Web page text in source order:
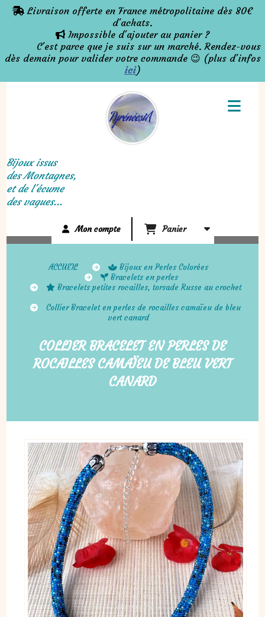
 Livraison offerte en France métropolitaine dès 80€
d'achats.
 Impossible d'ajouter au panier ?
C'est parce que je suis sur un marché. Rendez-vous
dès demain pour valider votre commande 😉 (plus d'infos
ici)
Bijoux issus
des Montagnes,
et de l'écume
des vagues...
Mon compte Panier
ACCUEIL
Bijoux en Perles Colorées
Bracelets en perles
Bracelets petites rocailles, torsade Russe au crochet
Collier Bracelet en perles de rocailles camaïeu de bleu
vert canard
COLLIER BRACELET EN PERLES DE
ROCAILLES CAMAÏEU DE BLEU VERT
CANARD
Panneau de gestion des cookies